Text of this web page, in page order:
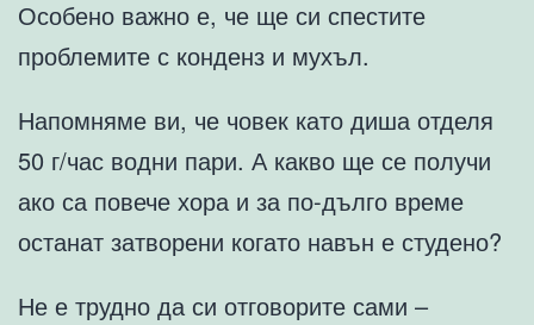
Особено важно е, че ще си спестите
проблемите с конденз и мухъл.
Напомняме ви, че човек като диша отделя
50 г/час водни пари. А какво ще се получи
ако са повече хора и за по-дълго време
останат затворени когато навън е студено?
Не е трудно да си отговорите сами –